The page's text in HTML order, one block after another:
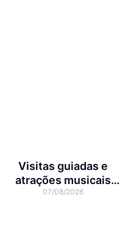
Visitas guiadas e
atrações musicais
movimentam a agenda
07/08/2026